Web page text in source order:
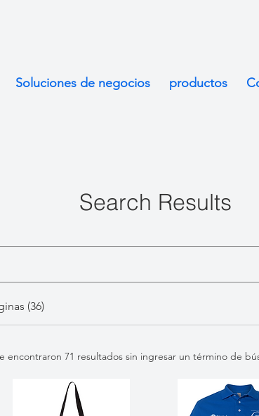
Soluciones de negocios productos
Search Results
(36)
encontraron 71 resultados sin ingresar un término de